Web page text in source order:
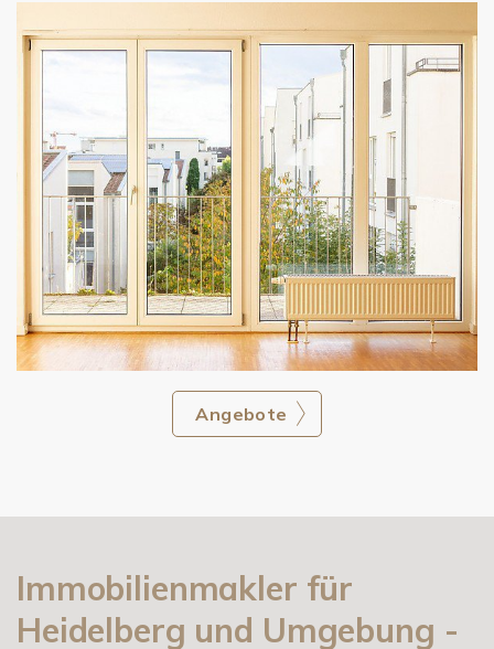
Angebote
Immobilienmakler für
Heidelberg und Umgebung -